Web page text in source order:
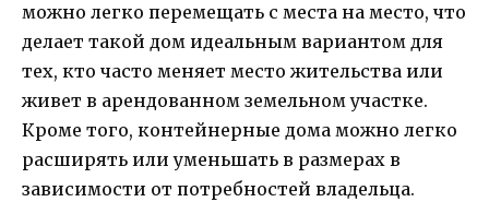
можно легко перемещать с места на место, что
делает такой дом идеальным вариантом для
тех, кто часто меняет место жительства или
живет в арендованном земельном участке.
Кроме того, контейнерные дома можно легко
расширять или уменьшать в размерах в
зависимости от потребностей владельца.